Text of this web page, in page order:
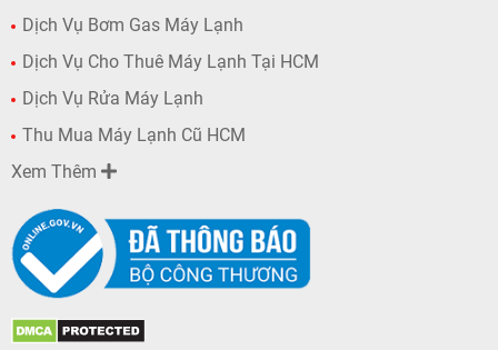
Dịch Vụ Bơm Gas Máy Lạnh
Dịch Vụ Cho Thuê Máy Lạnh Tại HCM
Dịch Vụ Rửa Máy Lạnh
Thu Mua Máy Lạnh Cũ HCM
Xem Thêm